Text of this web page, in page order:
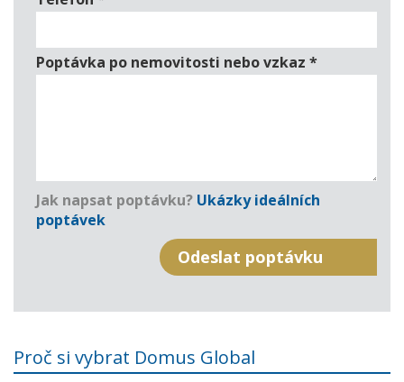
Poptávka po nemovitosti nebo vzkaz *
Jak napsat poptávku? Ukázky ideálních
poptávek
Proč si vybrat Domus Global